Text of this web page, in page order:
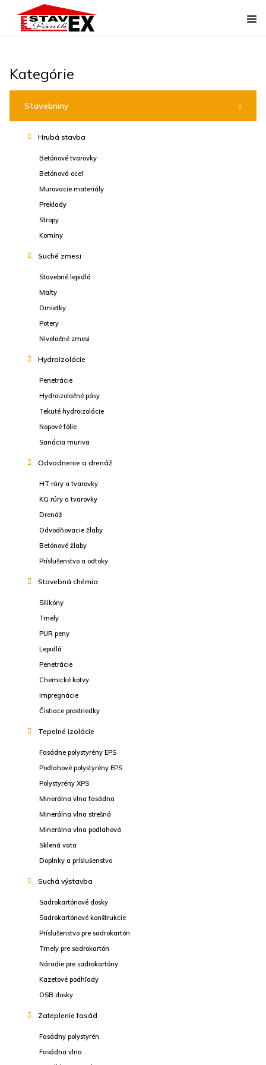
Kategórie
Stavebniny
Hrubá stavba
Betónové tvarovky
Betónová oceľ
Murovacie materiály
Preklady
Stropy
Komíny
Suché zmesi
Stavebné lepidlá
Malty
Omietky
Potery
Nivelačné zmesi
Hydroizolácie
Penetrácie
Hydroizolačné pásy
Tekuté hydroizolácie
Nopové fólie
Sanácia muriva
Odvodnenie a drenáž
HT rúry a tvarovky
KG rúry a tvarovky
Drenáž
Odvodňovacie žlaby
Betónové žlaby
Príslušenstvo a odtoky
Stavebná chémia
Silikóny
Tmely
PUR peny
Lepidlá
Penetrácie
Chemické kotvy
Impregnácie
Čistiace prostriedky
Tepelné izolácie
Fasádne polystyrény EPS
Podlahové polystyrény EPS
Polystyrény XPS
Minerálna vlna fasádna
Minerálna vlna strešná
Minerálna vlna podlahová
Sklená vata
Doplnky a príslušenstvo
Suchá výstavba
Sadrokartónové dosky
Sadrokartónové konštrukcie
Príslušenstvo pre sadrokartón
Tmely pre sadrokartón
Náradie pre sadrokartóny
Kazetové podhľady
OSB dosky
Zateplenie fasád
Fasádny polystyrén
Fasádna vlna